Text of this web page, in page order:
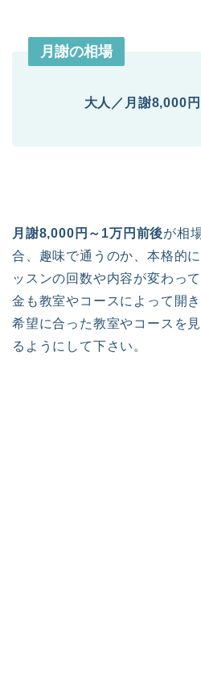
月謝の相場
大人／ 月謝8,000
月謝8,000円～1万円前後が相
合、趣味で通うのか、本格的
ッスンの回数や内容が変わっ
金も教室やコースによって開
希望に合った教室やコースを
るようにして下さい。